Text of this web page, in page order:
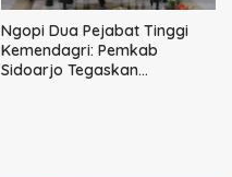
Ngopi Dua Pejabat Tinggi
Kemendagri: Pemkab
Sidoarjo Tegaskan